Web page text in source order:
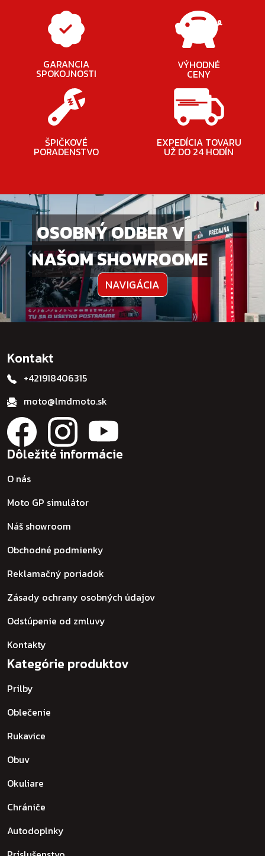
GARANCIA
SPOKOJNOSTI
VÝHODNÉ
CENY
ŠPIČKOVÉ
PORADENSTVO
EXPEDÍCIA TOVARU
UŽ DO 24 HODÍN
OSOBNÝ ODBER V
NAŠOM SHOWROOME
NAVIGÁCIA
Kontakt
+421918406315
moto@lmdmoto.sk
Dôležité informácie
O nás
Moto GP simulátor
Náš showroom
Obchodné podmienky
Reklamačný poriadok
Zásady ochrany osobných údajov
Odstúpenie od zmluvy
Kontakty
Kategórie produktov
Prilby
Oblečenie
Rukavice
Obuv
Okuliare
Chrániče
Autodoplnky